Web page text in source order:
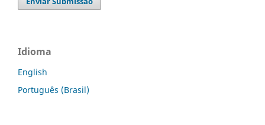
Idioma
English
Português (Brasil)